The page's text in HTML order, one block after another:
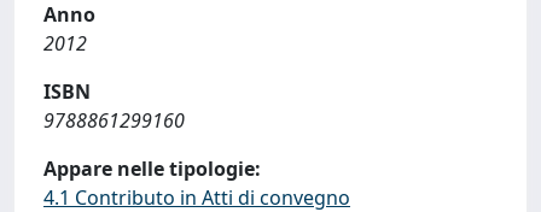
Anno
2012
ISBN
9788861299160
Appare nelle tipologie:
4.1 Contributo in Atti di convegno